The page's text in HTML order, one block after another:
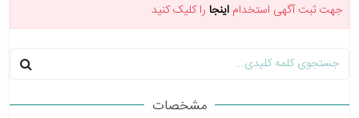
جهت ثبت آگهی استخدام اینجا را کلیک کنید
مشخصات